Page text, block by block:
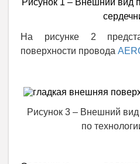
Рисунок 1 – Внешний вид
На рисунке 2
поверхности провода
Рисунок 3 – Внешний
по